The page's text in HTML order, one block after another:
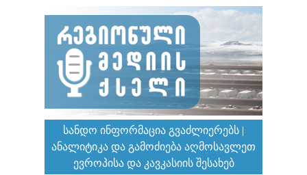
ᲡᲐᲜᲓᲝ ᲘᲜᲤᲝᲠᲛᲐᲪᲘᲐ ᲒᲕᲐᲫᲚᲘᲔᲠᲔᲑᲡ |
ᲐᲜᲐᲚᲘᲢᲘᲙᲐ ᲓᲐ ᲒᲐᲛᲝᲫᲘᲔᲑᲐ ᲐᲦᲛᲝᲡᲐᲕᲚᲔᲗ
ᲔᲕᲠᲝᲞᲘᲡᲐ ᲓᲐ ᲙᲐᲕᲙᲐᲡᲘᲘᲡ ᲨᲔᲡᲐᲮᲔᲑ